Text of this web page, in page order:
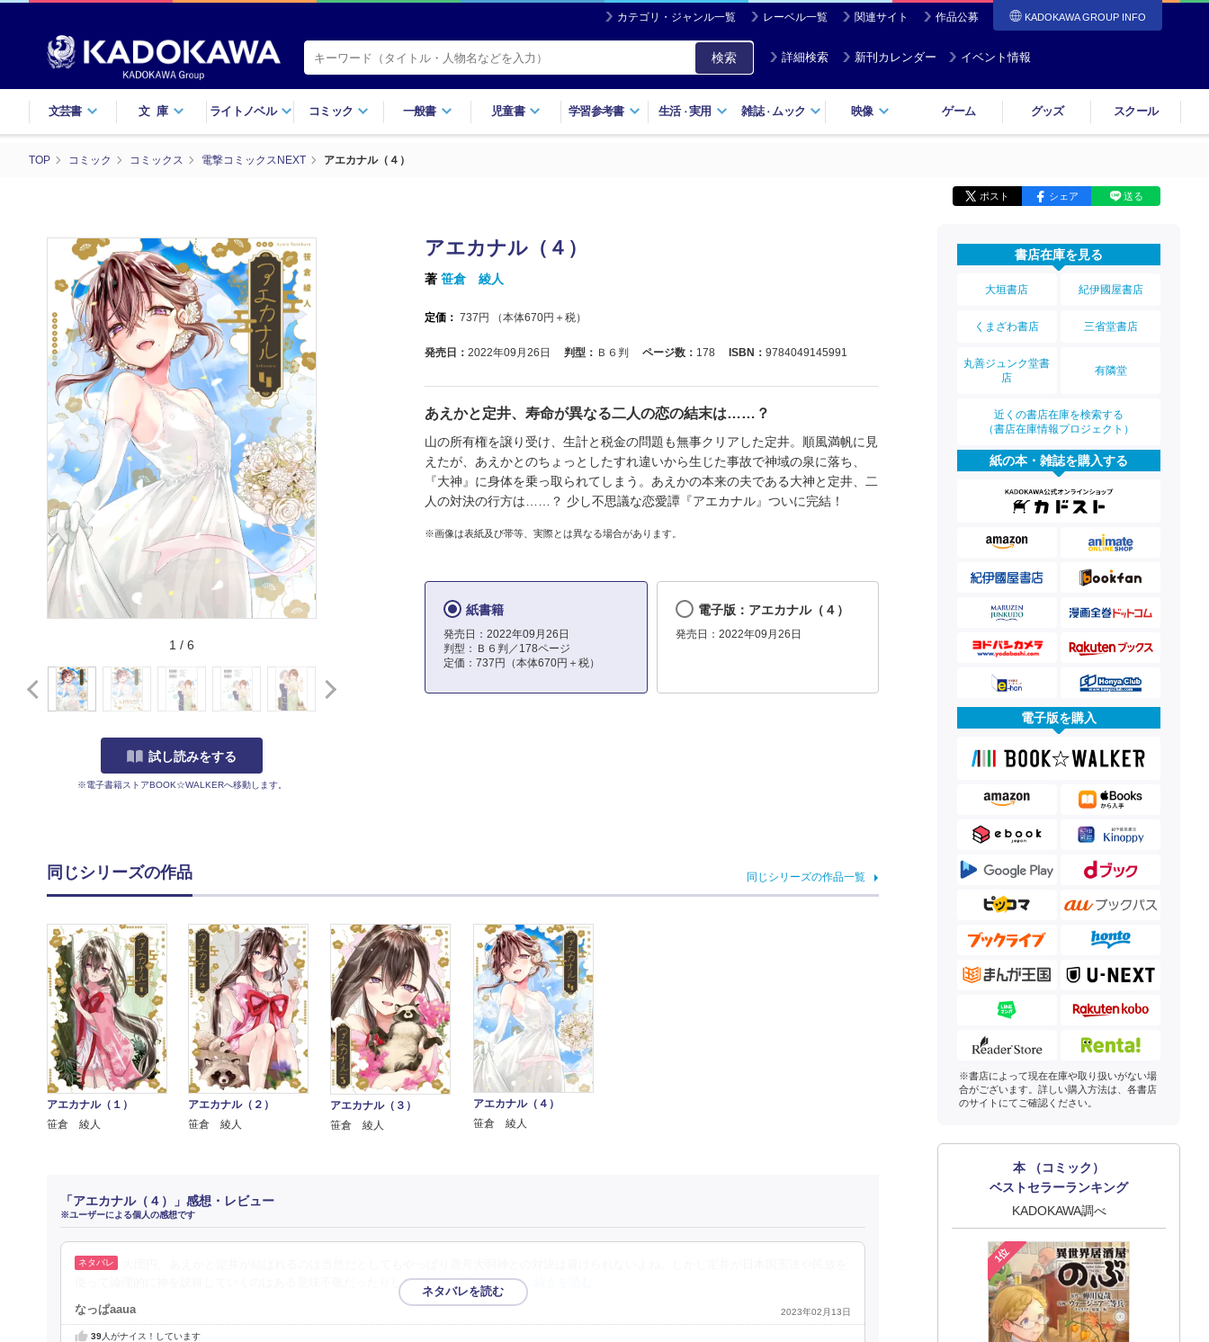
カテゴリ・ジャンル一覧 レーベル一覧 関連サイト 作品公募 KADOKAWA GROUP INFO
検索 詳細検索 新刊カレンダー イベント情報
文芸書 文庫 ライトノベル コミック 一般書 児童書 学習参考書 生活・実用 雑誌・ ムック 映像 ゲーム グッズ スクール
TOP コミック コミックス 電撃コミックスNEXT アエカナル（４）
ポスト シェア 送る
1 / 6
試し読みをする
※電子書籍ストアBOOK☆WALKERへ移動します。
アエカナル（４）
著 笹倉 綾人
定価： 737 円 （本体670円＋税）
発売日： 2022年09月26日 判型： Ｂ６判 ページ数： 178 ISBN： 9784049145991
あえかと定井、寿命が異なる二人の恋の結末は……？
山の所有権を譲り受け、生計と税金の問題も無事クリアした定井。順風満帆に見
えたが、あえかとのちょっとしたすれ違いから生じた事故で神域の泉に落ち、
『大神』に身体を乗っ取られてしまう。あえかの本来の夫である大神と定井、二
人の対決の行方は……？ 少し不思議な恋愛譚『アエカナル』ついに完結！
※画像は表紙及び帯等、実際とは異なる場合があります。
紙書籍
発売日：2022年09月26日
判型：Ｂ６判／178ページ
定価：737円（本体670円＋税）
電子版：アエカナル（４）
発売日：2022年09月26日
同じシリーズの作品 同じシリーズの作品一覧
アエカナル（１）
笹倉 綾人
アエカナル（２）
笹倉 綾人
アエカナル（３）
笹倉 綾人
アエカナル（４）
笹倉 綾人
「アエカナル（４）」感想・レビュー
※ユーザーによる個人の感想です
使って論理的に神を説得していくのはある意味不敬だったりしないかと心配したもの …続きを読む
なっぱaaua 2023年02月13日
39人がナイス！しています
書店在庫を見る
大垣書店 紀伊國屋書店
くまざわ書店 三省堂書店
丸善ジュンク堂書
店
有隣堂
近くの書店在庫を検索する
（書店在庫情報プロジェクト）
紙の本・雑誌を購入する
電子版を購入
※書店によって現在在庫や取り扱いがない場
合がございます。詳しい購入方法は、各書店
のサイトにてご確認ください。
本 （コミック）
ベストセラーランキング
KADOKAWA調べ
1位